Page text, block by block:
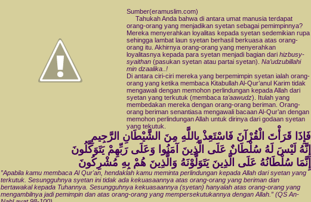
Sumber(eramuslim.com)
Tahukah Anda bahwa di antara umat manusia terdapat
orang-orang yang menjadikan syetan sebagai pemimpinnya?
Mereka menyerahkan loyalitas kepada syetan sedemikian rupa
sehingga lambat laun syetan berhasil berkuasa atas orang-
orang itu. Akhirnya orang-orang yang menyerahkan
loyalitasnya kepada para syetan menjadi bagian dari hizbusy-
syaithan (pasukan syetan atau partai syetan). Na’udzubillahi
min dzaalika..!
Di antara ciri-ciri mereka yang berpemimpin syetan ialah orang-
orang yang ketika membaca Kitabullah Al-Qur’anul Karim tidak
mengawali dengan memohon perlindungan kepada Allah dari
syetan yang terkutuk (membaca ta’aawudz). Itulah yang
membedakan mereka dengan orang-orang beriman. Orang-
orang beriman senantiasa mengawali bacaan Al-Qur’an dengan
memohon perlindungan Allah untuk dirinya dari godaan syetan
yang tekutuk.
فَإِذَا قَرَأْتَ الْقُرْآنَ فَاسْتَعِذْ بِاللَّهِ مِنَ الشَّيْطَانِ الرَّجِيمِ
إِنَّهُ لَيْسَ لَهُ سُلْطَانٌ عَلَى الَّذِينَ آمَنُوا وَعَلَى رَبِّهِمْ يَتَوَكَّلُونَ
إِنَّمَا سُلْطَانُهُ عَلَى الَّذِينَ يَتَوَلَّوْنَهُ وَالَّذِينَ هُمْ بِهِ مُشْرِكُونَ
”Apabila kamu membaca Al Qur'an, hendaklah kamu meminta perlindungan kepada Allah darisyetan yang
terkutuk. Sesungguhnya syetan ini tidak ada kekuasaannya atas orang-orang yang beriman dan
bertawakal kepada Tuhannya. Sesungguhnya kekuasaannya (syetan) hanyalah atas orang-orang yang
mengambilnya jadi pemimpin dan atas orang-orang yang mempersekutukannya dengan Allah.” (QS An-